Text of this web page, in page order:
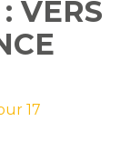
VERS
17